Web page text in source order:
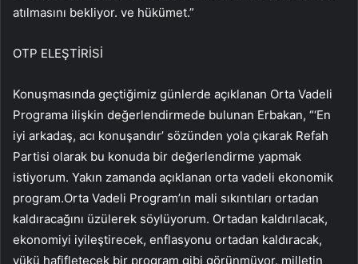
atılmasını bekliyor. ve hükümet.”
OTP ELEŞTİRİSİ
Konuşmasında geçtiğimiz günlerde açıklanan Orta Vadeli
Programa ilişkin değerlendirmede bulunan Erbakan, “‘En
iyi arkadaş, acı konuşandır’ sözünden yola çıkarak Refah
Partisi olarak bu konuda bir değerlendirme yapmak
istiyorum. Yakın zamanda açıklanan orta vadeli ekonomik
program.Orta Vadeli Program’ın mali sıkıntıları ortadan
kaldıracağını üzülerek söylüyorum. Ortadan kaldırılacak,
ekonomiyi iyileştirecek, enflasyonu ortadan kaldıracak,
yükü hafifletecek bir program gibi görünmüyor. milletin